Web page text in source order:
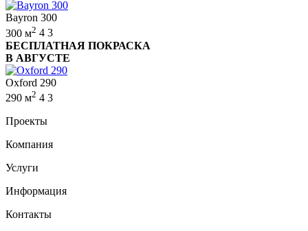
Bayron 300
300 м2 4 3
БЕСПЛАТНАЯ ПОКРАСКА
В АВГУСТЕ
Oxford 290
290 м2 4 3
Проекты
Компания
Услуги
Информация
Контакты